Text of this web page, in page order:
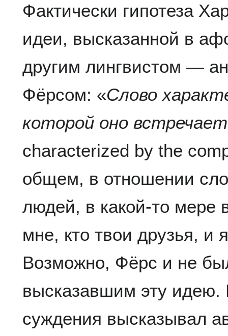
Фактически гипотеза
идеи, высказанной в
другим лингвистом —
Фёрсом: «Слово
которой оно
characterized by the
общем, в отношении
людей, в какой-то мере
мне, кто твои друзья, и
Возможно, Фёрс и не
высказавшим эту идею.
суждения высказывал